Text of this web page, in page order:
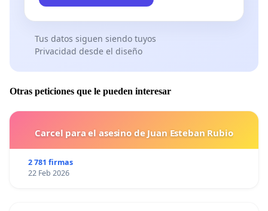
Campaña por un Plan Nacional de Alzheimer & Otras
Demencias:http://bit.ly/pYvYOZ
Si desea colaborar, por favorcontáctenos.
¡Muchas Gracias!
Tus datos siguen siendo tuyos
Privacidad desde el diseño
Otras peticiones que le pueden interesar
Carcel para el asesino de Juan Esteban Rubio
2 781 firmas
22 Feb 2026